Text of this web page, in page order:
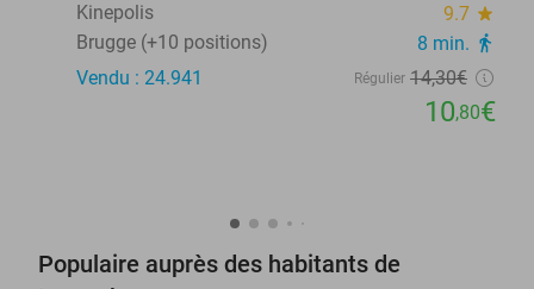
Kinepolis
9.7 star
Brugge (+10 positions) 8 min. directions_walk
Vendu : 24.941 Régulier 14,30€
10,80€
Populaire auprès des habitants de